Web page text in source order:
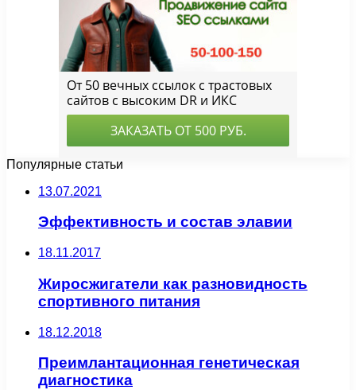
Популярные статьи
13.07.2021
Эффективность и состав элавии
18.11.2017
Жиросжигатели как разновидность
спортивного питания
18.12.2018
Преимлантационная генетическая
диагностика